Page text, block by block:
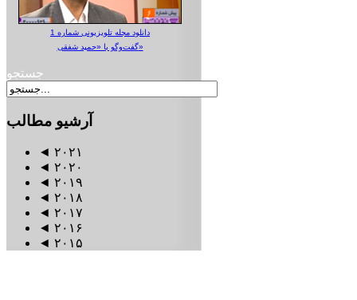
دانلود مجله تلویزیونی شماره 1
گفت‌وگو با «حمید شفقی»
جستجو
آرشیو مطالب
◄ ۲۰۲۱
◄ ۲۰۲۰
◄ ۲۰۱۹
◄ ۲۰۱۸
◄ ۲۰۱۷
◄ ۲۰۱۶
◄ ۲۰۱۵